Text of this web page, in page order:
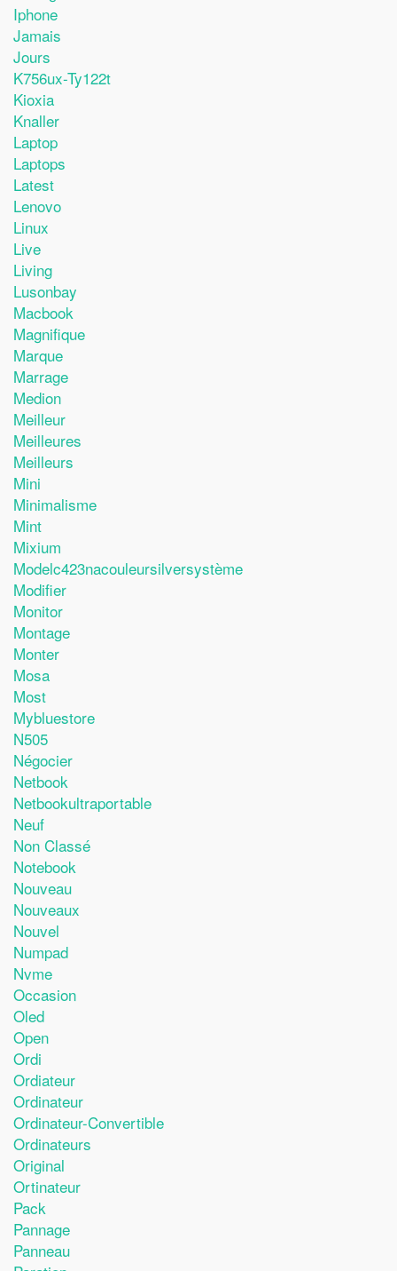
Iphone
Jamais
Jours
K756ux-Ty122t
Kioxia
Knaller
Laptop
Laptops
Latest
Lenovo
Linux
Live
Living
Lusonbay
Macbook
Magnifique
Marque
Marrage
Medion
Meilleur
Meilleures
Meilleurs
Mini
Minimalisme
Mint
Mixium
Modelc423nacouleursilversystème
Modifier
Monitor
Montage
Monter
Mosa
Most
Mybluestore
N505
Négocier
Netbook
Netbookultraportable
Neuf
Non Classé
Notebook
Nouveau
Nouveaux
Nouvel
Numpad
Nvme
Occasion
Oled
Open
Ordi
Ordiateur
Ordinateur
Ordinateur-Convertible
Ordinateurs
Original
Ortinateur
Pack
Pannage
Panneau